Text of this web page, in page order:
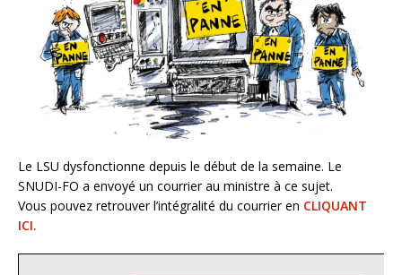
Le LSU dysfonctionne depuis le début de la semaine. Le
SNUDI-FO a envoyé un courrier au ministre à ce sujet.
Vous pouvez retrouver l’intégralité du courrier en CLIQUANT
ICI.